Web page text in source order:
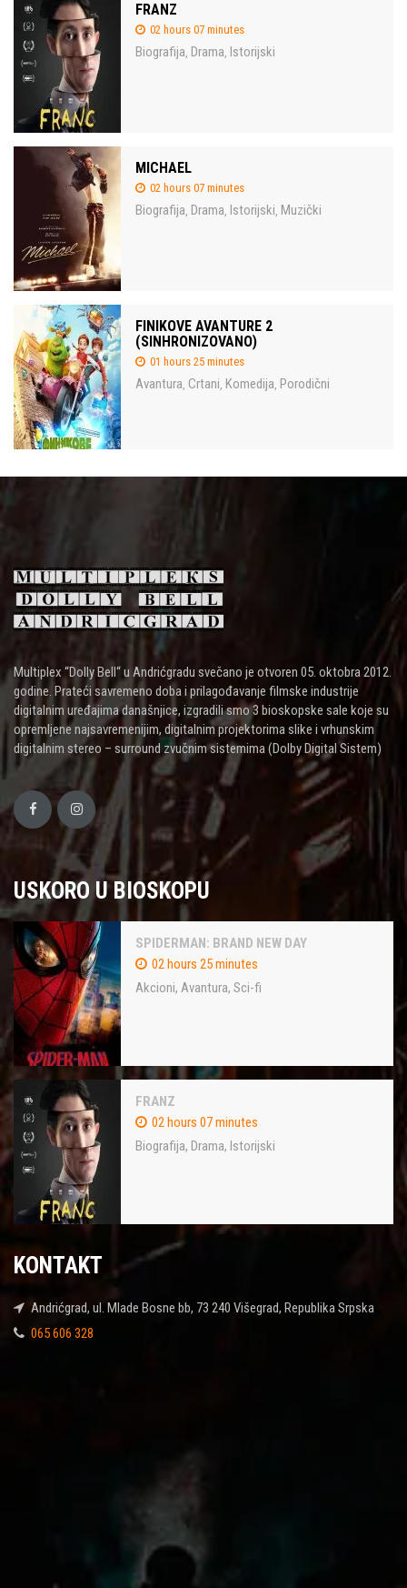
FRANZ
02 hours 07 minutes
Biografija, Drama, Istorijski
MICHAEL
02 hours 07 minutes
Biografija, Drama, Istorijski, Muzički
FINIKOVE AVANTURE 2
(SINHRONIZOVANO)
01 hours 25 minutes
Avantura, Crtani, Komedija, Porodični
Multiplex “Dolly Bell“ u Andrićgradu svečano je otvoren 05. oktobra 2012.
godine. Prateći savremeno doba i prilagođavanje filmske industrije
digitalnim uređajima današnjice, izgradili smo 3 bioskopske sale koje su
opremljene najsavremenijim, digitalnim projektorima slike i vrhunskim
digitalnim stereo – surround zvučnim sistemima (Dolby Digital Sistem)
USKORO U BIOSKOPU
SPIDERMAN: BRAND NEW DAY
02 hours 25 minutes
Akcioni, Avantura, Sci-fi
FRANZ
02 hours 07 minutes
Biografija, Drama, Istorijski
KONTAKT
Andrićgrad, ul. Mlade Bosne bb, 73 240 Višegrad, Republika Srpska
065 606 328